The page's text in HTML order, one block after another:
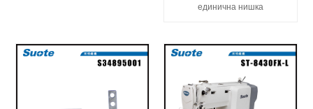
единична нишка